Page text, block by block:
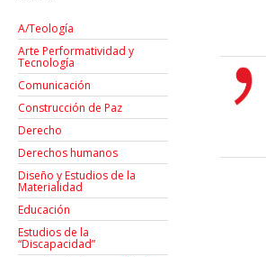
A/Teología
Arte Performatividad y
Tecnología
Comunicación
Construcción de Paz
Derecho
Derechos humanos
Diseño y Estudios de la
Materialidad
Educación
Estudios de la
“Discapacidad”